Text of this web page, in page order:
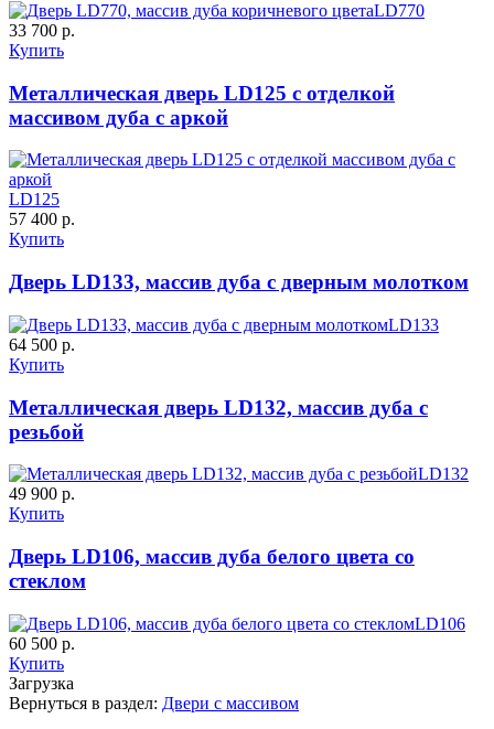
LD770
33 700 р.
Купить
Металлическая дверь LD125 с отделкой
массивом дуба с аркой
LD125
57 400 р.
Купить
Дверь LD133, массив дуба с дверным молотком
LD133
64 500 р.
Купить
Металлическая дверь LD132, массив дуба с
резьбой
LD132
49 900 р.
Купить
Дверь LD106, массив дуба белого цвета со
стеклом
LD106
60 500 р.
Купить
Загрузка
Вернуться в раздел: Двери с массивом